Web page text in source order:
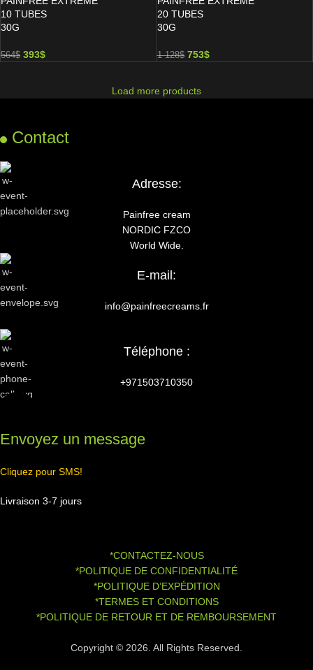
10 TUBES
30G
564$ 393$
20 TUBES
30G
1 128$ 753$
Load more products
Contact
Adresse:
Painfree cream
NORDIC FZCO
World Wide.
E-mail:
info@painfreecreams.fr
Téléphone :
+971503710350
Envoyez un message
Cliquez pour SMS!
Livraison 3-7 jours
*CONTACTEZ-NOUS
*POLITIQUE DE CONFIDENTIALITÉ
*POLITIQUE D’EXPÉDITION
*TERMES ET CONDITIONS
*POLITIQUE DE RETOUR ET DE REMBOURSEMENT
Copyright © 2026. All Rights Reserved.